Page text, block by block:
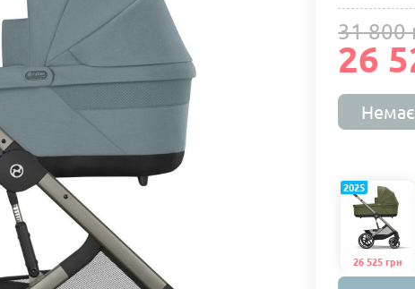
31 800
26
Немає
26 525 грн
2025